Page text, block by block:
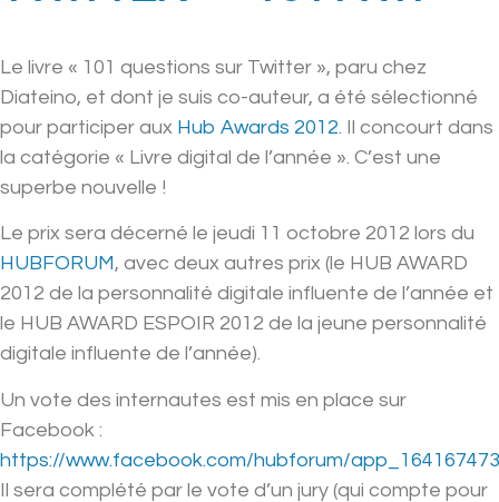
Le livre « 101 questions sur Twitter », paru chez
Diateino, et dont je suis co-auteur, a été sélectionné
pour participer aux Hub Awards 2012. Il concourt dans
la catégorie « Livre digital de l’année ». C’est une
superbe nouvelle !
Le prix sera décerné le jeudi 11 octobre 2012 lors du
HUBFORUM , avec deux autres prix (le HUB AWARD
2012 de la personnalité digitale influente de l’année et
le HUB AWARD ESPOIR 2012 de la jeune personnalité
digitale influente de l’année).
Un vote des internautes est mis en place sur
Facebook :
https://www.facebook.com/hubforum/
Il sera complété par le vote d’un jury (qui compte pour